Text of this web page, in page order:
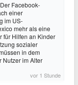
Facebook-
einer
im US-
mehr als eine
für Hilfen an Kinder
sozialer
in dem
Nutzer im Alter
vor 1 Stunde